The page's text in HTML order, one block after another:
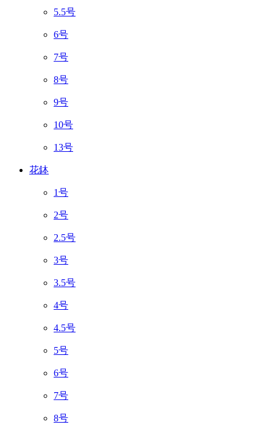
5.5号
6号
7号
8号
9号
10号
13号
花鉢
1号
2号
2.5号
3号
3.5号
4号
4.5号
5号
6号
7号
8号